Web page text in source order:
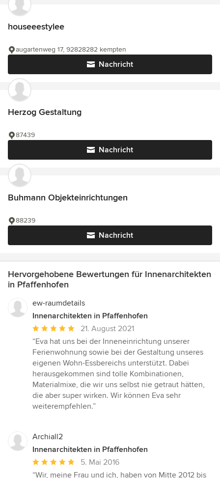
houseeestylee
Nachricht
augartenweg 17, 92828282 kempten
Herzog Gestaltung
Nachricht
87439
Buhmann Objekteinrichtungen
Nachricht
88239
Hervorgehobene Bewertungen für Innenarchitekten
in Pfaffenhofen
ew-raumdetails
Innenarchitekten in Pfaffenhofen
Durchschnittliche
Bewertung:
5
von
5
Sternen
21. August 2021
“Eva hat uns bei der Inneneinrichtung unserer
Ferienwohnung sowie bei der Gestaltung unseres
eigenen Wohn-Essbereichs unterstützt. Dabei
herausgekommen sind tolle Kombinationen,
Materialmixe, die wir uns selbst nie getraut hätten,
die aber super wirken. Wir können Eva sehr
weiterempfehlen.”
Archiall2
Innenarchitekten in Pfaffenhofen
Durchschnittliche
Bewertung:
5. Mai 2016
“Wir, meine Frau und ich, haben von Mitte 2012 bis